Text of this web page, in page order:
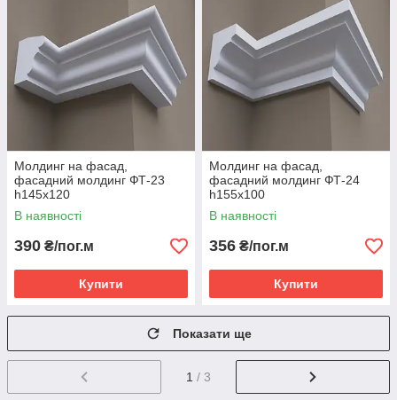
Молдинг на фасад,
фасадний молдинг ФТ-23
h145x120
В наявності
390 ₴/пог.м
Купити
Молдинг на фасад,
фасадний молдинг ФТ-24
h155x100
В наявності
356 ₴/пог.м
Купити
Показати ще
1 / 3